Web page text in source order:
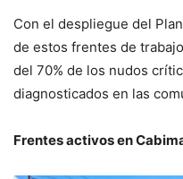
Con el despliegue del
de estos frentes de
del 70% de los nudos
diagnosticados en las
Frentes activos en